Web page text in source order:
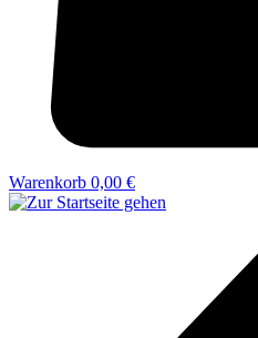
Warenkorb 0,00 €